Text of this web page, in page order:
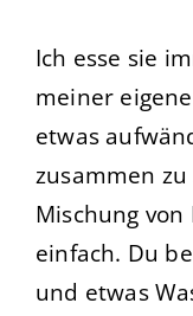
Ich esse sie
meiner
etwas
zusammen
Mischung
einfach. Du
und etwas